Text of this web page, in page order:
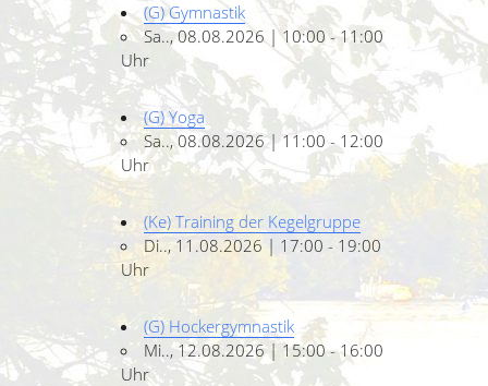
(G) Gymnastik
Sa.., 08.08.2026 | 10:00 - 11:00
Uhr
(G) Yoga
Sa.., 08.08.2026 | 11:00 - 12:00
Uhr
(Ke) Training der Kegelgruppe
Di.., 11.08.2026 | 17:00 - 19:00
Uhr
(G) Hockergymnastik
Mi.., 12.08.2026 | 15:00 - 16:00
Uhr